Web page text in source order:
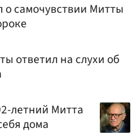
самочувствии Митты
ответил на слухи об
летний Митта
дома